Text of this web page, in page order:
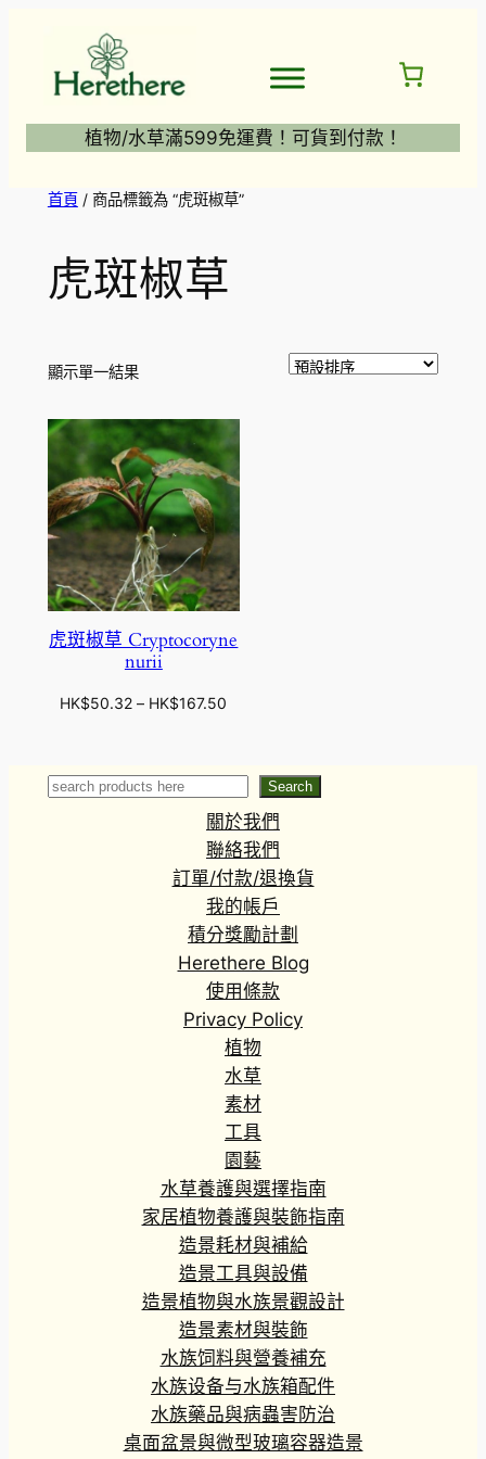
植物/水草滿599免運費！可貨到付款！
首頁/ 商品標籤為 “虎斑椒草”
虎斑椒草
顯示單一結果
虎斑椒草 Cryptocoryne
nurii
HK$50.32 – HK$167.50
圍
：
H
K
$
5
0
.
3
2
到
H
K
$
1
6
7
.
5
0
Search Search
關於我們
聯絡我們
訂單/付款/退換貨
我的帳戶
積分獎勵計劃
Herethere Blog
使用條款
Privacy Policy
植物
水草
素材
工具
園藝
水草養護與選擇指南
家居植物養護與裝飾指南
造景耗材與補給
造景工具與設備
造景植物與水族景觀設計
造景素材與裝飾
水族饲料與營養補充
水族设备与水族箱配件
水族藥品與病蟲害防治
桌面盆景與微型玻璃容器造景